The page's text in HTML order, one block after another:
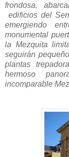
frondosa,
edificios del
emergiendo
monumental
la Mezquita
seguirán
plantas
hermoso
incomparable